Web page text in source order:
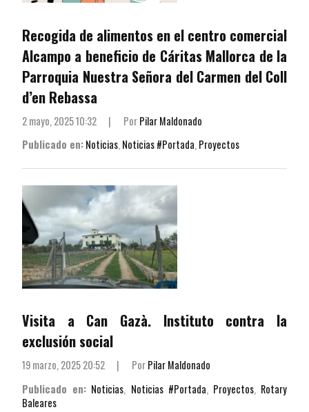
Recogida de alimentos en el centro comercial
Alcampo a beneficio de Cáritas Mallorca de la
Parroquia Nuestra Señora del Carmen del Coll
d’en Rebassa
2 mayo, 2025 10:32 | PorPilar Maldonado
Publicado en:Noticias,Noticias #Portada,Proyectos
Visita a Can Gazà. Instituto contra la
exclusión social
19 marzo, 2025 20:52 | PorPilar Maldonado
Publicado en: Noticias, Noticias #Portada, Proyectos, Rotary
Baleares